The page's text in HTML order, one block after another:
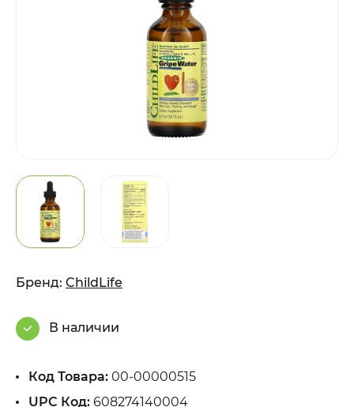
Бренд: ChildLife
В наличии
Код Товара: 00-00000515
UPC Код: 608274140004